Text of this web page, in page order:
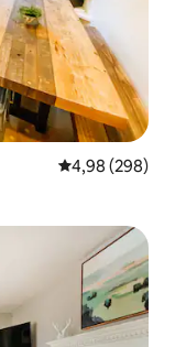
Évaluation
4,98 (298)